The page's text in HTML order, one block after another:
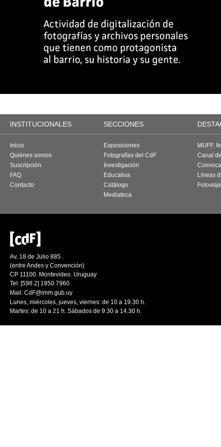
INSTITUCIONALES SECCIONES
Inicio
Quiénes somos
Suscripción
FAQ
Contacto
Exposiciones
Fotografías del CdF
Investigación
Educativa
Catálogo
Mediateca
MUFF,
Canal
Líneas
Av. 18 de Julio 885
(entre Andes y Convención)
CP 11100. Montevideo. Uruguay
Tel: [598 2] 1950 7960
Mail: CdF@imm.gub.uy
Lunes, miércoles, jueves, viernes: de 10 a 19.30 h.
Martes: de 10 a 21 h. Sábados de 9.30 a 14.30 h.